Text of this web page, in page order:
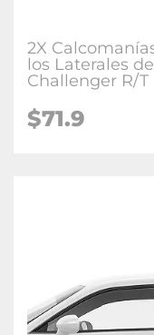
2X
los Laterales
Challenger R/T
$71.9